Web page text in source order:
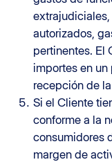
autorizados,
pertinentes. El
importes en un
recepción de
Si el Cliente
conforme a la
consumidores
margen de